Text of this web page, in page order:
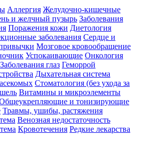
Аллергия Желудочно-кишечные
и желчный пузырь Заболевания
Поражения кожи Диетология
заболевания Сердце и
Мозговое кровообращение
Успокаивающие Онкология
Заболевания глаз Геморрой
Дыхательная система
Стоматология (без ухода за
Витамины и микроэлементы
и тонизирующие
Травмы, ушибы, растяжения
Венозная недостаточность
Кровотечения Редкие лекарства